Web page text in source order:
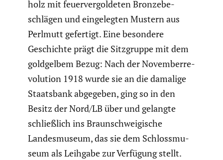
holz mit feuer­ver­gol­deten Bronze­be­
schlägen und einge­legten Mustern aus
Perlmutt gefertigt. Eine besondere
Geschichte prägt die Sitzgruppe mit dem
goldgelbem Bezug: Nach der Novem­ber­re­
vo­lu­tion 1918 wurde sie an die damalige
Staats­bank abgegeben, ging so in den
Besitz der Nord/LB über und gelangte
schließ­lich ins Braun­schwei­gi­sche
Landes­mu­seum, das sie dem Schloss­mu­
seum als Leihgabe zur Verfügung stellt.